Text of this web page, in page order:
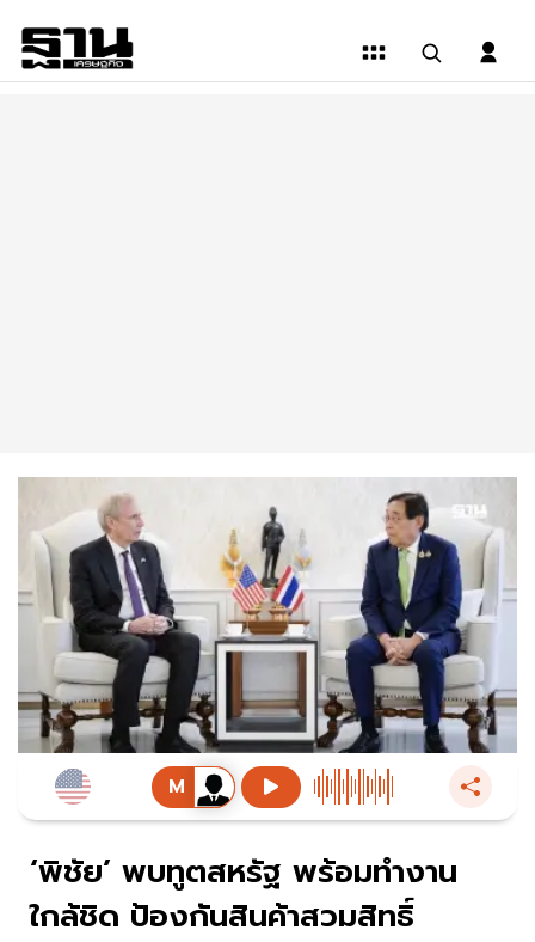
‘พิชัย’ พบทูตสหรัฐ พร้อมทำงาน
ใกล้ชิด ป้องกันสินค้าสวมสิทธิ์